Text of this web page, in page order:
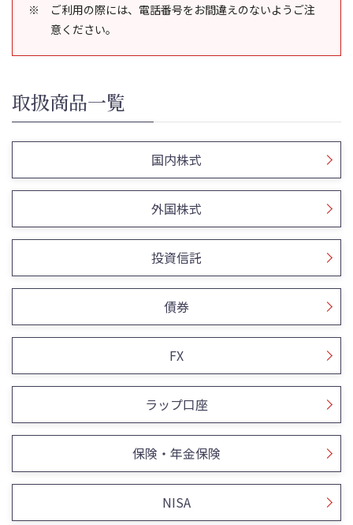
ご利用の際には、電話番号をお間違えのないようご注
意ください。
取扱商品一覧
国内株式
外国株式
投資信託
債券
FX
ラップ口座
保険・年金保険
NISA